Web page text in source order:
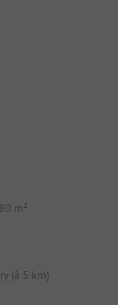
m²
(à 5 km)